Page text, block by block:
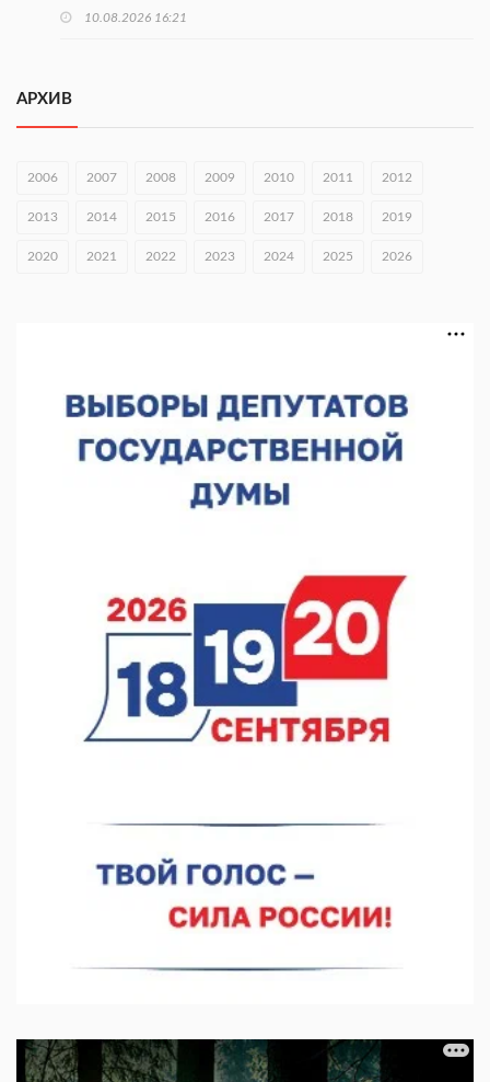
10.08.2026 16:21
нас»
10.08.2026 13:53
В Нижнем Новгороде сформировали группу добровольцев
«Заповедные кварталы» отметят День города в Нижнем
10.08.2026 11:53
АРХИВ
2006 2007 2008 2009 2010 2011 2012
2013 2014 2015 2016 2017 2018 2019
2020 2021 2022 2023 2024 2025 2026